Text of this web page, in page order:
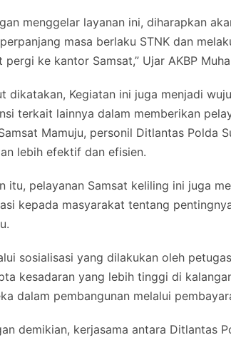
menggelar layanan ini, diharapkan
masa berlaku STNK dan
pergi ke kantor Samsat,” Ujar AKBP
dikatakan, Kegiatan ini juga menjadi
terkait lainnya dalam memberikan
Mamuju, personil Ditlantas Polda
lebih efektif dan efisien.
itu, pelayanan Samsat keliling ini juga
kepada masyarakat tentang
sosialisasi yang dilakukan oleh
kesadaran yang lebih tinggi di
dalam pembangunan melalui
demikian, kerjasama antara Ditlantas